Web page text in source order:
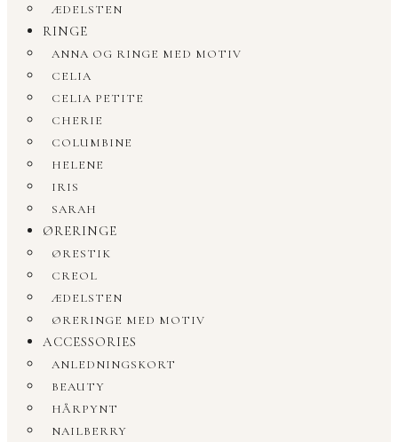
ÆDELSTEN
RINGE
ANNA OG RINGE MED MOTIV
CELIA
CELIA PETITE
CHERIE
COLUMBINE
HELENE
IRIS
SARAH
ØRERINGE
ØRESTIK
CREOL
ÆDELSTEN
ØRERINGE MED MOTIV
ACCESSORIES
ANLEDNINGSKORT
BEAUTY
HÅRPYNT
NAILBERRY